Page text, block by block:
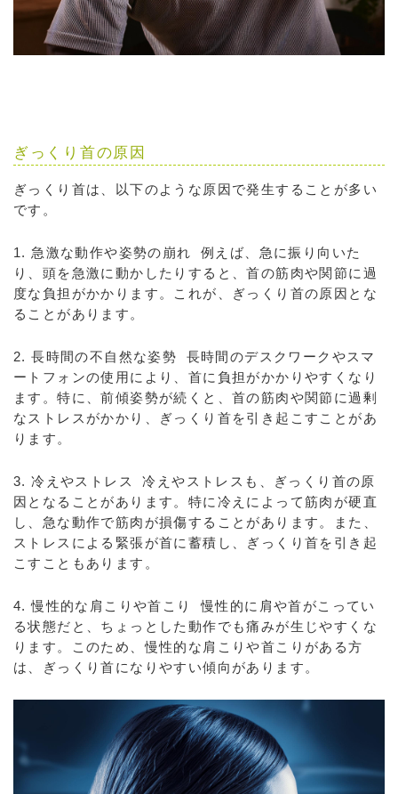
ぎっくり首の原因
ぎっくり首は、以下のような原因で発生することが多い
です。
1. 急激な動作や姿勢の崩れ 例えば、急に振り向いた
り、頭を急激に動かしたりすると、首の筋肉や関節に過
度な負担がかかります。これが、ぎっくり首の原因とな
ることがあります。
2. 長時間の不自然な姿勢 長時間のデスクワークやスマ
ートフォンの使用により、首に負担がかかりやすくなり
ます。特に、前傾姿勢が続くと、首の筋肉や関節に過剰
なストレスがかかり、ぎっくり首を引き起こすことがあ
ります。
3. 冷えやストレス 冷えやストレスも、ぎっくり首の原
因となることがあります。特に冷えによって筋肉が硬直
し、急な動作で筋肉が損傷することがあります。また、
ストレスによる緊張が首に蓄積し、ぎっくり首を引き起
こすこともあります。
4. 慢性的な肩こりや首こり 慢性的に肩や首がこってい
る状態だと、ちょっとした動作でも痛みが生じやすくな
ります。このため、慢性的な肩こりや首こりがある方
は、ぎっくり首になりやすい傾向があります。